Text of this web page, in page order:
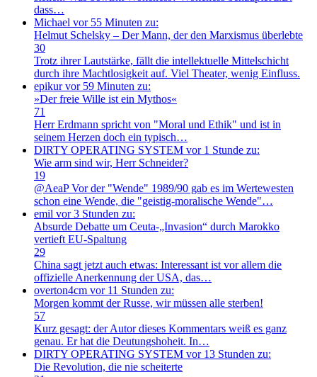
dass…
Michael vor 55 Minuten zu:
Helmut Schelsky – Der Mann, der den Marxismus überlebte
30
Trotz ihrer Lautstärke, fällt die intellektuelle Mittelschicht
durch ihre Machtlosigkeit auf. Viel Theater, wenig Einfluss.
epikurvor 59 Minuten zu:
»Der freie Wille ist ein Mythos«
71
Herr Erdmann spricht von "Moral und Ethik" und ist in
seinem Herzen doch ein typisch…
DIRTY OPERATING SYSTEM vor 1 Stunde zu:
Wie arm sind wir, Herr Schneider?
19
@AeaP Vor der "Wende" 1989/90 gab es im Wertewesten
schon eine Wende, die "geistig-moralische Wende"…
emil vor 3 Stunden zu:
Absurde Debatte um Ceuta-„Invasion“ durch Marokko
vertieft EU-Spaltung
29
China sagt jetzt auch etwas: Interessant ist vor allem die
offizielle Anerkennung der USA, das…
overton4cm vor 11 Stunden zu:
Morgen kommt der Russe, wir müssen alle sterben!
57
Kurz gesagt: der Autor dieses Kommentars weiß es ganz
genau. Er hat die Deutungshoheit. In…
DIRTY OPERATING SYSTEM vor 13 Stunden zu:
Die Revolution, die nie scheiterte